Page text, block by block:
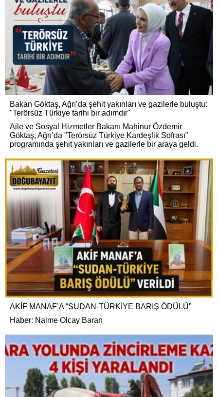
Bakan Göktaş, Ağrı’da şehit yakınları ve gazilerle buluştu:
"Terörsüz Türkiye tarihi bir adımdır"
Aile ve Sosyal Hizmetler Bakanı Mahinur Özdemir
Göktaş, Ağrı’da "Terörsüz Türkiye Kardeşlik Sofrası"
programında şehit yakınları ve gazilerle bir araya geldi.
AKİF MANAF’A “SUDAN-TÜRKİYE BARIŞ ÖDÜLÜ”
Haber: Naime Olcay Baran